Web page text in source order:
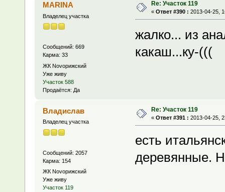
MARINA
Владелец участка
Сообщений: 669
Карма: 33
ЖК Novoрижский
Уже живу
Участок 588
Продаётся: Да
Re: Участок 119
« Ответ #390 : 2013-04-25,
жалко... из
какаш...ку-(((
Владислав
Владелец участка
Сообщений: 2057
Карма: 154
ЖК Novoрижский
Уже живу
Участок 119
Re: Участок 119
« Ответ #391 : 2013-04-25,
есть
деревянные.